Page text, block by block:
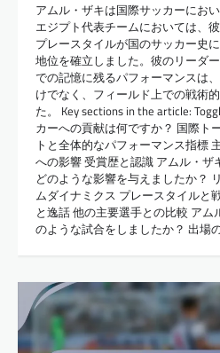
アムル・ザキは国際サッカーにお
エジプト代表チームにおいては、
プレースタイルが国のサッカー史
地位を確立しました。彼のリーダ
での記憶に残るパフォーマンスは
けでなく、フィールド上での戦術
た。 Key sections in the article:
カーへの貢献は何ですか？ 国際ト
トと全体的なパフォーマンス指標
への影響 受賞歴と認識 アムル・ザ
どのような影響を与えましたか？
ムダイナミクス プレースタイルと
と逸話 他の主要選手との比較 ア
のような試合をしましたか？ 出場